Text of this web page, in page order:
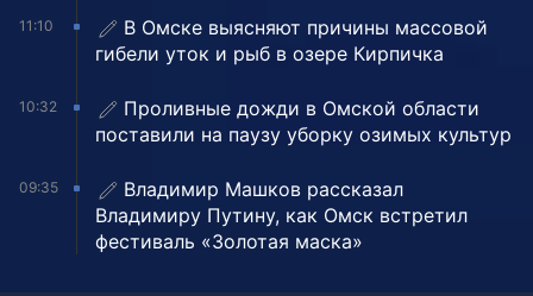
11:10
В Омске выясняют причины массовой
гибели уток и рыб в озере Кирпичка
10:32
Проливные дожди в Омской области
поставили на паузу уборку озимых культур
09:35
Владимир Машков рассказал
Владимиру Путину, как Омск встретил
фестиваль «Золотая маска»